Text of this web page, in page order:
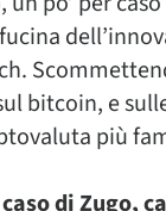
bitcoin, e
più
di Zugo,